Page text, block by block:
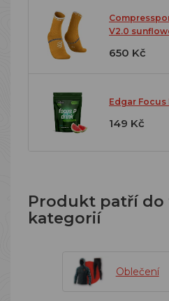
V2.0
650 Kč
Edgar
149 Kč
Produkt patří do
kategorií
Oblečení